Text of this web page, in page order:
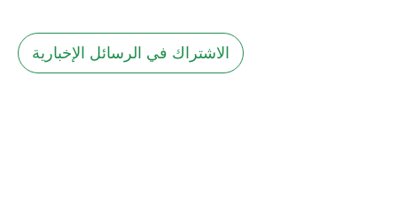
الاشتراك في الرسائل الإخبارية